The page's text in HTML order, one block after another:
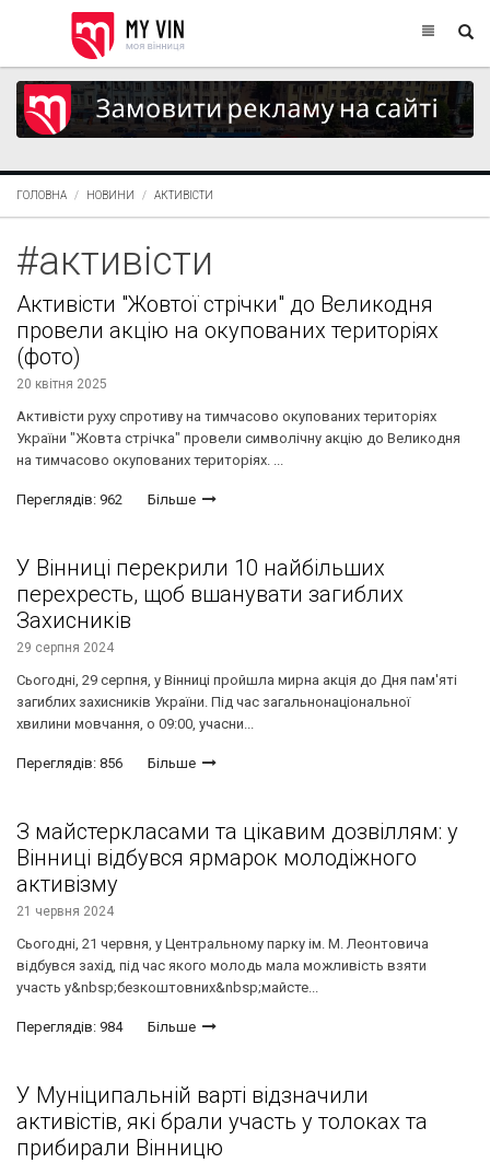
ГОЛОВНА НОВИНИ АКТИВІСТИ
#активісти
Активісти "Жовтої стрічки" до Великодня
провели акцію на окупованих територіях
(фото)
20 квітня 2025
Активісти руху спротиву на тимчасово окупованих територіях
України "Жовта стрічка" провели символічну акцію до Великодня
на тимчасово окупованих територіях. ...
Переглядів: 962 Більше
У Вінниці перекрили 10 найбільших
перехресть, щоб вшанувати загиблих
Захисників
29 серпня 2024
Сьогодні, 29 серпня, у Вінниці пройшла мирна акція до Дня пам'яті
загиблих захисників України. Під час загальнонаціональної
хвилини мовчання, о 09:00, учасни...
Переглядів: 856 Більше
З майстеркласами та цікавим дозвіллям: у
Вінниці відбувся ярмарок молодіжного
активізму
21 червня 2024
Сьогодні, 21 червня, у Центральному парку ім. М. Леонтовича
відбувся захід, під час якого молодь мала можливість взяти
участь у&nbsp;безкоштовних&nbsp;майсте...
Переглядів: 984 Більше
У Муніципальній варті відзначили
активістів, які брали участь у толоках та
прибирали Вінницю